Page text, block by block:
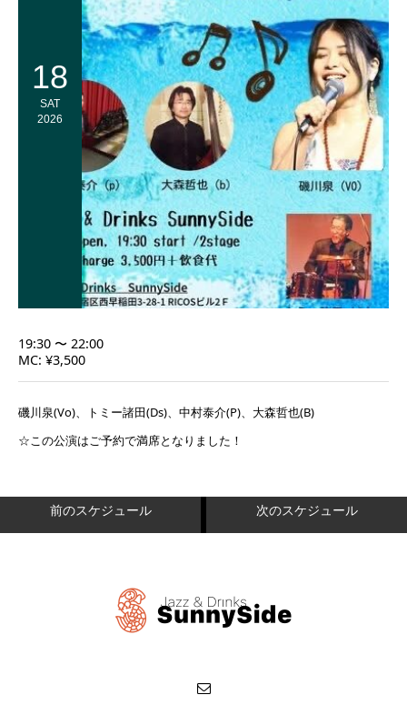
18
SAT
2026
19:30 〜 22:00
MC: ¥3,500
磯川泉(Vo)、トミー諸田(Ds)、中村泰介(P)、大森哲也(B)
☆この公演はご予約で満席となりました！
前のスケジュール 次のスケジュール